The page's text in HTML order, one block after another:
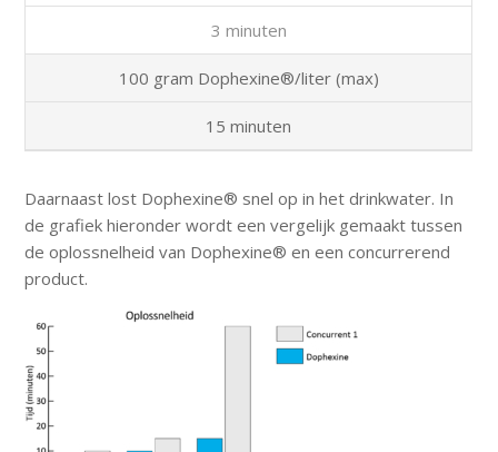
3 minuten
100 gram Dophexine®/liter (max)
15 minuten
Daarnaast lost Dophexine® snel op in het drinkwater. In
de grafiek hieronder wordt een vergelijk gemaakt tussen
de oplossnelheid van Dophexine® en een concurrerend
product.